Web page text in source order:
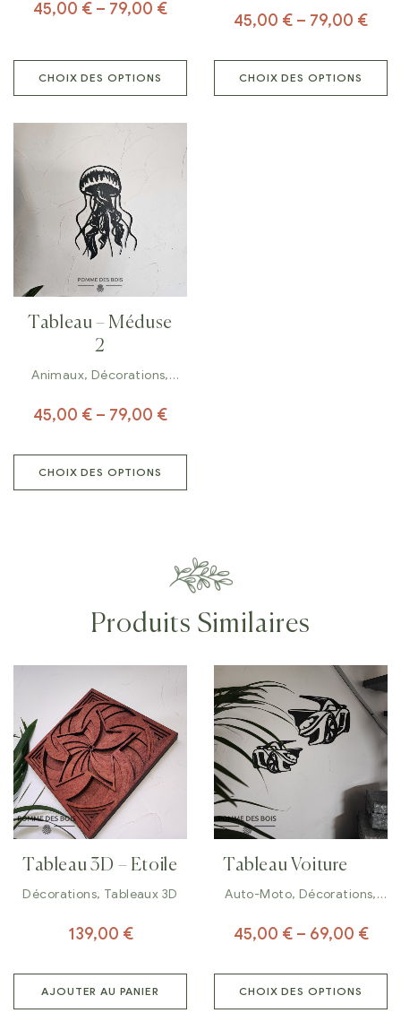
45,00 € – 79,00 €
CHOIX DES OPTIONS
45,00 € – 79,00 €
CHOIX DES OPTIONS
Tableau – Méduse
2
Animaux, Décorations,
45,00 € – 79,00 €
CHOIX DES OPTIONS
Produits Similaires
Tableau 3D – Etoile
Décorations, Tableaux 3D
139,00 €
AJOUTER AU PANIER
Tableau Voiture
Auto-Moto, Décorations,
45,00 €– 69,00 €
CHOIX DES OPTIONS